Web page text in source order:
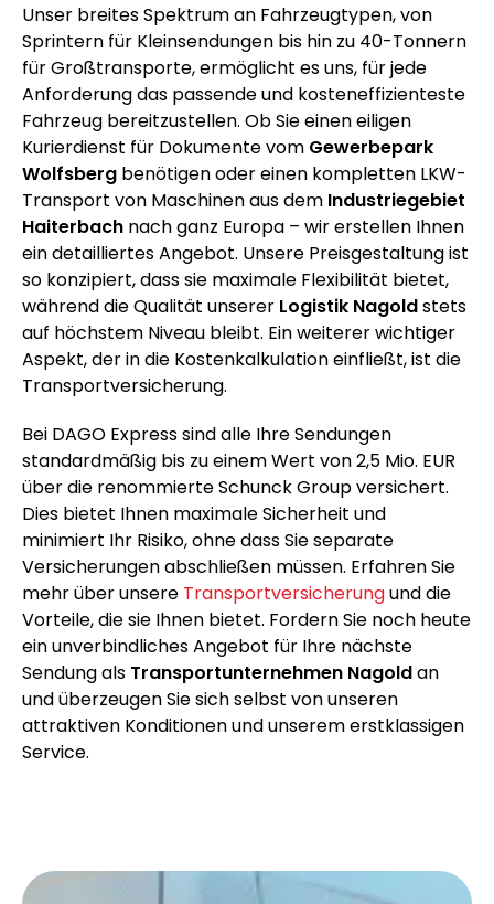
Unser breites Spektrum an Fahrzeugtypen, von
Sprintern für Kleinsendungen bis hin zu 40-Tonnern
für Großtransporte, ermöglicht es uns, für jede
Anforderung das passende und kosteneffizienteste
Fahrzeug bereitzustellen. Ob Sie einen eiligen
Kurierdienst für Dokumente vom Gewerbepark
Wolfsberg benötigen oder einen kompletten LKW-
Transport von Maschinen aus dem Industriegebiet
Haiterbach nach ganz Europa – wir erstellen Ihnen
ein detailliertes Angebot. Unsere Preisgestaltung ist
so konzipiert, dass sie maximale Flexibilität bietet,
während die Qualität unserer Logistik Nagoldstets
auf höchstem Niveau bleibt. Ein weiterer wichtiger
Aspekt, der in die Kostenkalkulation einfließt, ist die
Transportversicherung.
Bei DAGO Express sind alle Ihre Sendungen
standardmäßig bis zu einem Wert von 2,5 Mio. EUR
über die renommierte Schunck Group versichert.
Dies bietet Ihnen maximale Sicherheit und
minimiert Ihr Risiko, ohne dass Sie separate
Versicherungen abschließen müssen. Erfahren Sie
mehr über unsere Transportversicherungund die
Vorteile, die sie Ihnen bietet. Fordern Sie noch heute
ein unverbindliches Angebot für Ihre nächste
Sendung als Transportunternehmen Nagoldan
und überzeugen Sie sich selbst von unseren
attraktiven Konditionen und unserem erstklassigen
Service.